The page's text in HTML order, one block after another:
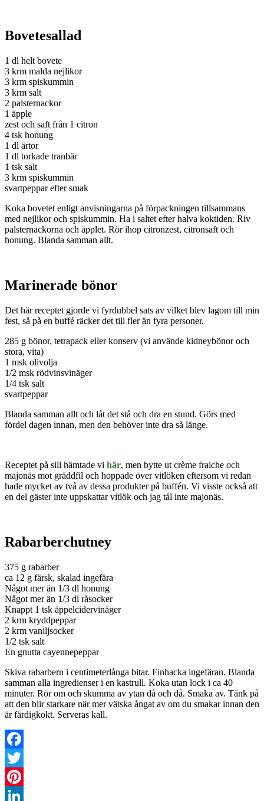
Bovetesallad
1 dl helt bovete
3 krm malda nejlikor
3 krm spiskummin
3 krm salt
2 palsternackor
1 äpple
zest och saft från 1 citron
4 tsk honung
1 dl ärtor
1 dl torkade tranbär
1 tsk salt
3 krm spiskummin
svartpeppar efter smak
Koka bovetet enligt anvisningarna på förpackningen tillsammans
med nejlikor och spiskummin. Ha i saltet efter halva koktiden. Riv
palsternackorna och äpplet. Rör ihop citronzest, citronsaft och
honung. Blanda samman allt.
Marinerade bönor
Det här receptet gjorde vi fyrdubbel sats av vilket blev lagom till min
fest, så på en buffé räcker det till fler än fyra personer.
285 g bönor, tetrapack eller konserv (vi använde kidneybönor och
stora, vita)
1 msk olivolja
1/2 msk rödvinsvinäger
1/4 tsk salt
svartpeppar
Blanda samman allt och låt det stå och dra en stund. Görs med
fördel dagen innan, men den behöver inte dra så länge.
Receptet på sill hämtade vi här, men bytte ut crème fraiche och
majonäs mot gräddfil och hoppade över vitlöken eftersom vi redan
hade mycket av två av dessa produkter på buffén. Vi visste också att
en del gäster inte uppskattar vitlök och jag tål inte majonäs.
Rabarberchutney
375 g rabarber
ca 12 g färsk, skalad ingefära
Något mer än 1/3 dl honung
Något mer än 1/3 dl råsocker
Knappt 1 tsk äppelcidervinäger
2 krm kryddpeppar
2 krm vaniljsocker
1/2 tsk salt
En gnutta cayennepeppar
Skiva rabarbern i centimeterlånga bitar. Finhacka ingefäran. Blanda
samman alla ingredienser i en kastrull. Koka utan lock i ca 40
minuter. Rör om och skumma av ytan då och då. Smaka av. Tänk på
att den blir starkare när mer vätska ångat av om du smakar innan den
är färdigkokt. Serveras kall.
Facebook
Twitter
Pinterest